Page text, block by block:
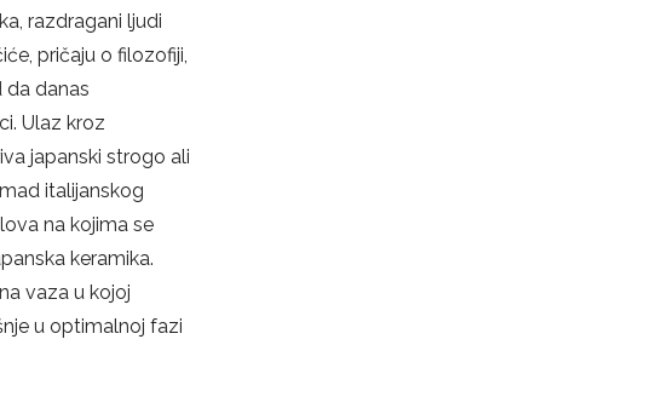
razdragani ljudi
pričaju o filozofiji,
da danas
Ulaz kroz
japanski strogo ali
italijanskog
na kojima se
keramika.
vaza u kojoj
u optimalnoj fazi